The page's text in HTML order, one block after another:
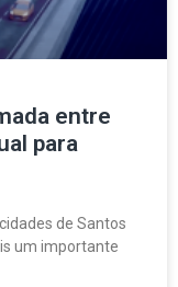
entre
para
de Santos
um importante